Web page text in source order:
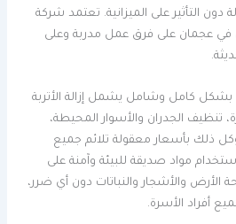
دون التأثير على الميزانية. تعتمد شركة
عجمان على فرق عمل مدربة وعلى
كامل وشامل يشمل إزالة الأتربة
تنظيف الجدران والأسوار المحيطة،
ذلك بأسعار معقولة تلائم جميع
مواد صديقة للبيئة وآمنة على
الأرض والأشجار والنباتات دون أي ضرر،
أفراد الأسرة.